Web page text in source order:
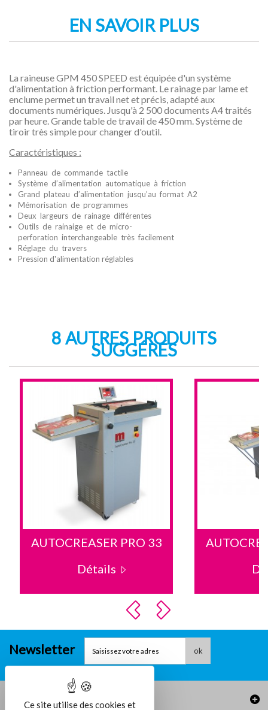
EN SAVOIR PLUS
La raineuse GPM 450 SPEED est équipée d'un système
d'alimentation à friction performant. Le rainage par lame et
enclume permet un travail net et précis, adapté aux
documents numériques. Jusqu'à 2 500 documents A4 traités
par heure. Grande table de travail de 450 mm. Système de
tiroir très simple pour changer d'outil.
Caractéristiques :
Panneau de commande tactile
Système d’alimentation automatique à friction
Grand plateau d’alimentation jusqu’au format A2
Mémorisation de programmes
Deux largeurs de rainage différentes
Outils de rainaige et de micro-
perforation interchangeable très facilement
Réglage du travers
Pression d'alimentation réglables
8 AUTRES PRODUITS
SUGGÉRÉS
AUTOCREASER PRO 33
Détails
Newsletter ok
Informations
Ce site utilise des cookies et